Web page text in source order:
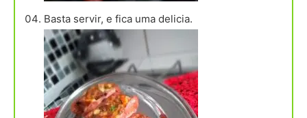
Basta servir, e fica uma delicia.